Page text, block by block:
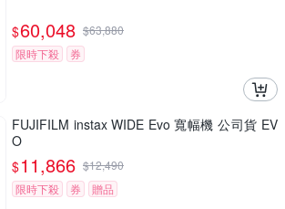
$60,048 $63,880
限時下殺
券
FUJIFILM instax WIDE Evo 寬幅機 公司貨 EV
O
$11,866 $12,490
限時下殺
券 贈品